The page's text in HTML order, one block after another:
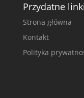
Przydatne linki
Strona główna
Kontakt
Polityka